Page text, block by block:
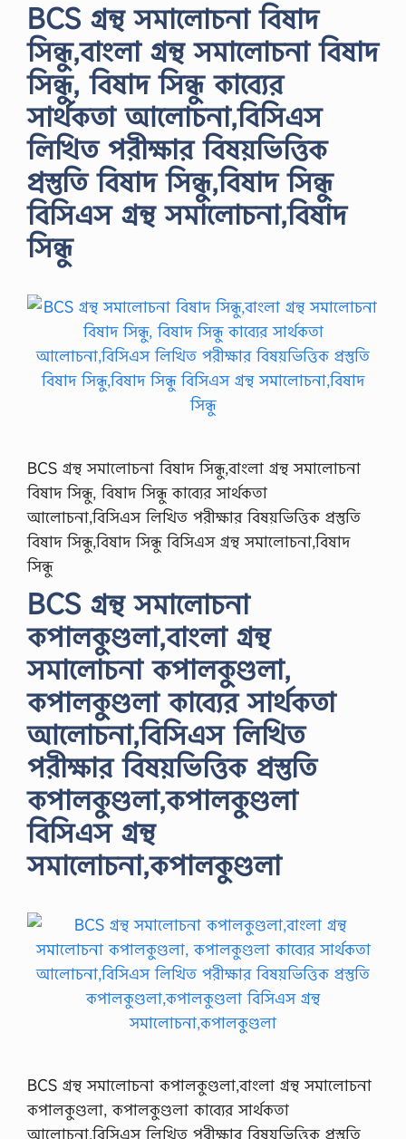
BCS গ্রন্থ সমালোচনা বিষাদ
সিন্ধু,বাংলা গ্রন্থ সমালোচনা বিষাদ
সিন্ধু, বিষাদ সিন্ধু কাব্যের
সার্থকতা আলোচনা,বিসিএস
লিখিত পরীক্ষার বিষয়ভিত্তিক
প্রস্তুতি বিষাদ সিন্ধু,বিষাদ সিন্ধু
বিসিএস গ্রন্থ সমালোচনা,বিষাদ
সিন্ধু
BCS গ্রন্থ সমালোচনা বিষাদ সিন্ধু,বাংলা গ্রন্থ সমালোচনা
বিষাদ সিন্ধু, বিষাদ সিন্ধু কাব্যের সার্থকতা
আলোচনা,বিসিএস লিখিত পরীক্ষার বিষয়ভিত্তিক প্রস্তুতি
বিষাদ সিন্ধু,বিষাদ সিন্ধু বিসিএস গ্রন্থ সমালোচনা,বিষাদ
সিন্ধু
BCS গ্রন্থ সমালোচনা
কপালকুণ্ডলা,বাংলা গ্রন্থ
সমালোচনা কপালকুণ্ডলা,
কপালকুণ্ডলা কাব্যের সার্থকতা
আলোচনা,বিসিএস লিখিত
পরীক্ষার বিষয়ভিত্তিক প্রস্তুতি
কপালকুণ্ডলা,কপালকুণ্ডলা
বিসিএস গ্রন্থ
সমালোচনা,কপালকুণ্ডলা
BCS গ্রন্থ সমালোচনা কপালকুণ্ডলা,বাংলা গ্রন্থ সমালোচনা
কপালকুণ্ডলা, কপালকুণ্ডলা কাব্যের সার্থকতা
আলোচনা,বিসিএস লিখিত পরীক্ষার বিষয়ভিত্তিক প্রস্তুতি